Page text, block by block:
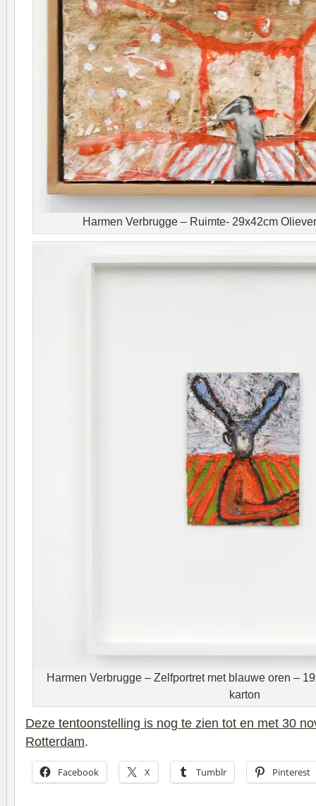
Harmen Verbrugge – Ruimte- 29x42cm
Harmen Verbrugge – Zelfportret met blauwe oren –
karton
Deze tentoonstelling is nog te zien tot en met 30
Rotterdam.
Facebook X Tumblr Pinterest